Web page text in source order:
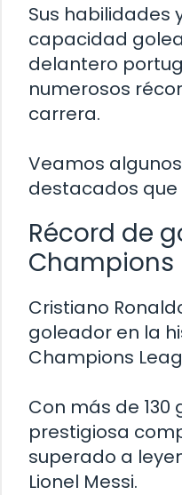
Sus habilidades
capacidad
delantero
numerosos
carrera.
Veamos
destacados que
Récord de
Champions
Cristiano
goleador en la
Champions
Con más de 130
prestigiosa
superado a
Lionel Messi.